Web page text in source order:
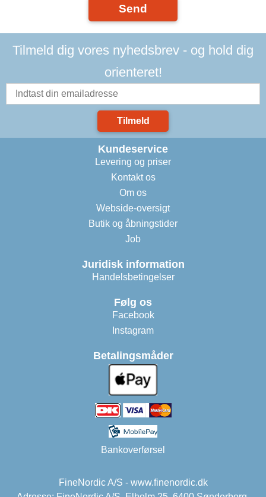
Send
Tilmeld dig vores nyhedsbrev - og hold dig
orienteret!
Tilmeld
Kundeservice
Levering og priser
Kontakt os
Om os
Webside-oversigt
Butik og åbningstider
Job
Juridisk information
Handelsbetingelser
Følg os
Facebook
Instagram
Betalingsmåder
Bankoverførsel
FineNordic A/S - www.finenordic.dk